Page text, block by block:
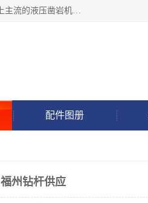
江西隧矿车辆技术服务有限公司始建于2017年，位于萍乡经济技术开发区彭高镇工业园，主营产品覆盖市面上主流的液压凿岩机设备，包括液压凿岩机配件，凿岩机钎具，凿岩机钎杆、钎尾、钎头、钻头涵盖凿岩钎具、矿用钎具等类型产品，具备研发和生产制造液压凿岩设备的先进技术，产品广泛应用于矿山开采、隧道挖掘、水利水电、地下工程建设等项目，立志成为行业内缺屈指可数的高端钎具制造工厂。
配件图册
福州钻杆供应